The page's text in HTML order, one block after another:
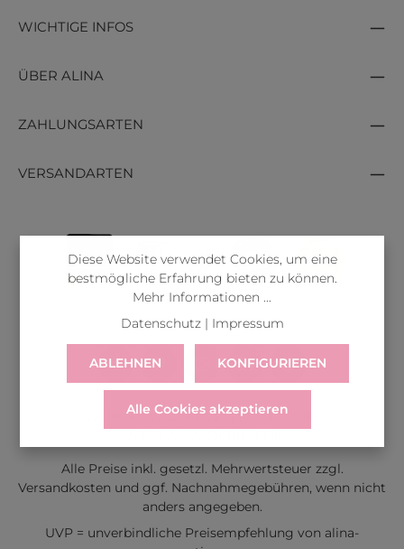
WICHTIGE INFOS
ÜBER ALINA
ZAHLUNGSARTEN
VERSANDARTEN
LIEFERUNGWIDERRUFSERVICE & HILFE
Alle Preise inkl. gesetzl. Mehrwertsteuer zzgl.
Versandkosten und ggf. Nachnahmegebühren, wenn nicht
anders angegeben.
UVP = unverbindliche Preisempfehlung von alina-
Diese Website verwendet Cookies, um eine
bestmögliche Erfahrung bieten zu können.
Mehr Informationen ...
Datenschutz| Impressum
ABLEHNEN KONFIGURIEREN
Alle Cookies akzeptieren